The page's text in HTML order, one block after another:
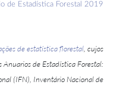
de Estadística Forestal 2019
de estatística florestal, cujos
Anuarios de Estadística Forestal:
(IFN), Inventário Nacional de